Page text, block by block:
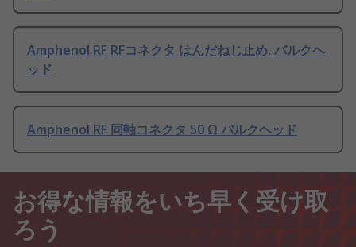
Amphenol RF RFコネクタ はんだねじ止め, バルクヘ
ッド
Amphenol RF 同軸コネクタ 50 Ω バルクヘッド
お得な情報をいち早く受け取
ろう